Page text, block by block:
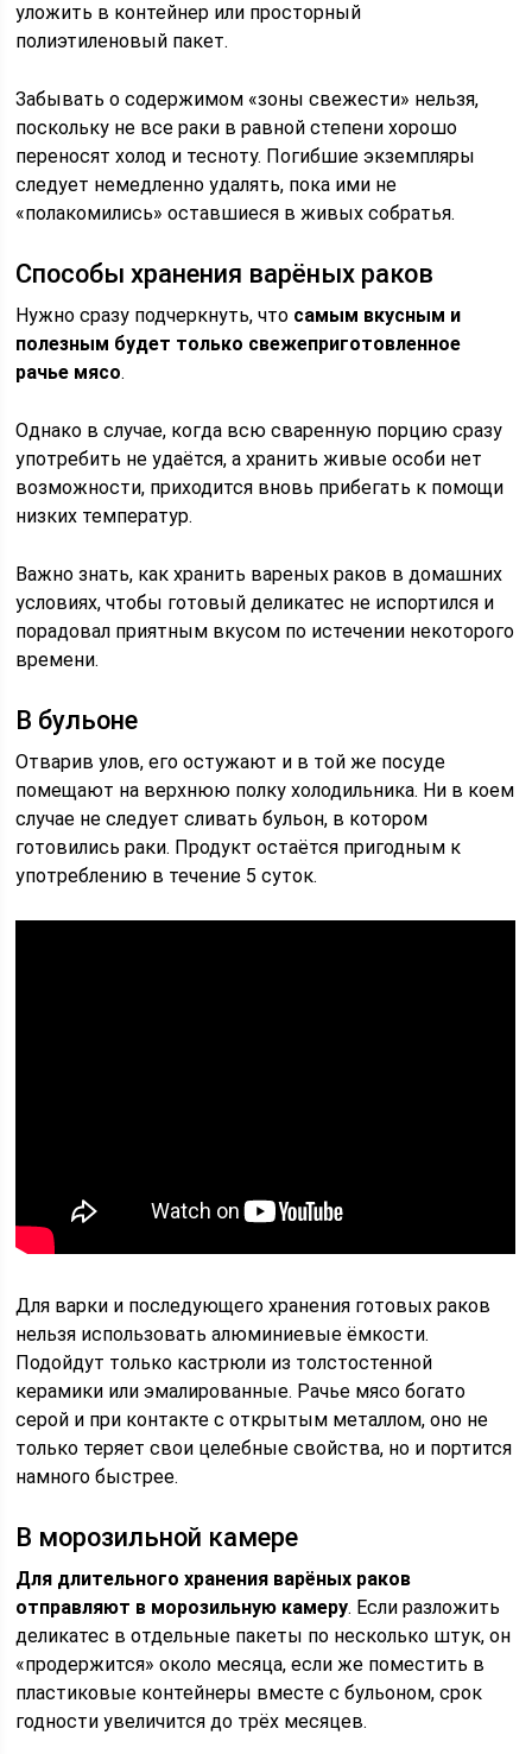
уложить в контейнер или просторный
полиэтиленовый пакет.
Забывать о содержимом «зоны свежести» нельзя,
поскольку не все раки в равной степени хорошо
переносят холод и тесноту. Погибшие экземпляры
следует немедленно удалять, пока ими не
«полакомились» оставшиеся в живых собратья.
Способы хранения варёных раков
Нужно сразу подчеркнуть, что самым вкусным и
полезным будет только свежеприготовленное
рачье мясо.
Однако в случае, когда всю сваренную порцию сразу
употребить не удаётся, а хранить живые особи нет
возможности, приходится вновь прибегать к помощи
низких температур.
Важно знать, как хранить вареных раков в домашних
условиях, чтобы готовый деликатес не испортился и
порадовал приятным вкусом по истечении некоторого
времени.
В бульоне
Отварив улов, его остужают и в той же посуде
помещают на верхнюю полку холодильника. Ни в коем
случае не следует сливать бульон, в котором
готовились раки. Продукт остаётся пригодным к
употреблению в течение 5 суток.
Для варки и последующего хранения готовых раков
нельзя использовать алюминиевые ёмкости.
Подойдут только кастрюли из толстостенной
керамики или эмалированные. Рачье мясо богато
серой и при контакте с открытым металлом, оно не
только теряет свои целебные свойства, но и портится
намного быстрее.
В морозильной камере
Для длительного хранения варёных раков
отправляют в морозильную камеру. Если разложить
деликатес в отдельные пакеты по несколько штук, он
«продержится» около месяца, если же поместить в
пластиковые контейнеры вместе с бульоном, срок
годности увеличится до трёх месяцев.